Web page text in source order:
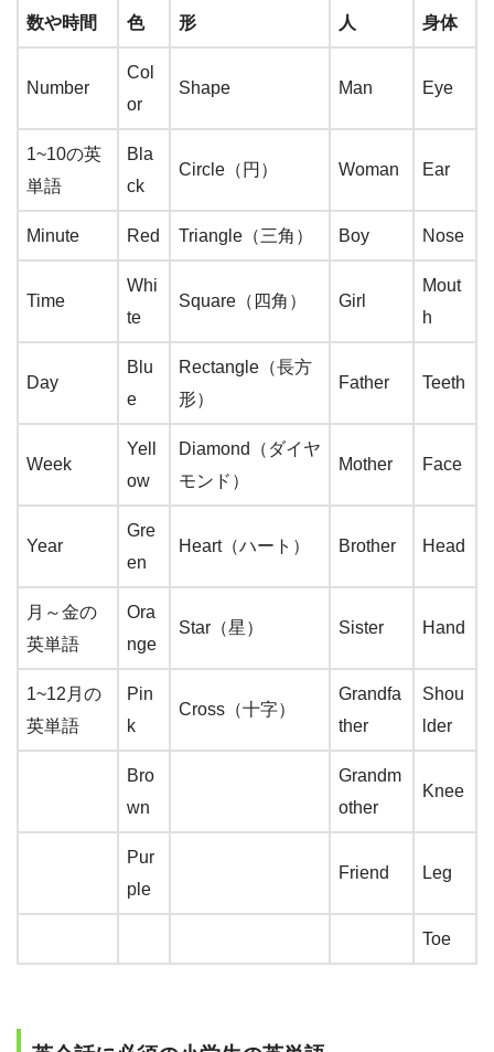
数や時間 色 形 人 身体
Number
Col
or
Shape Man Eye
1~10の英
単語
Bla
ck
Circle（円） Woman Ear
Minute Red Triangle（三角） Boy Nose
Time
Whi
te
Square（四角） Girl
Mout
h
Day
Blu
e
Rectangle（長方
形）
Father Teeth
Week
Yell
ow
Diamond（ダイヤ
モンド）
Mother Face
Year
Gre
en
Heart（ハート） Brother Head
月～金の
英単語
Ora
nge
Star（星） Sister Hand
1~12月の
英単語
Pin
k
Cross（十字）
Grandfa
ther
Shou
lder
Bro
wn
Grandm
other
Knee
Pur
ple
Friend Leg
Toe